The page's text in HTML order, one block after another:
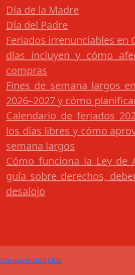
Día de la Madre
Día del Padre
Feriados irrenunciables en
días incluyen y cómo
compras
Fines de semana largos
2026–2027 y cómo
Calendario de feriados
los días libres y cómo
semana largos
Cómo funciona la Ley de
guía sobre derechos,
desalojo
Calendario 2026 Chile